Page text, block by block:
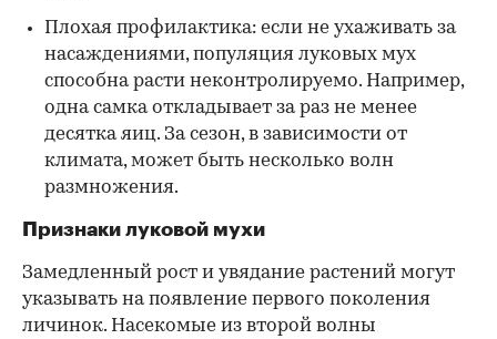
Плохая профилактика: если не ухаживать за
насаждениями, популяция луковых мух
способна расти неконтролируемо. Например,
одна самка откладывает за раз не менее
десятка яиц. За сезон, в зависимости от
климата, может быть несколько волн
размножения.
Признаки луковой мухи
Замедленный рост и увядание растений могут
указывать на появление первого поколения
личинок. Насекомые из второй волны